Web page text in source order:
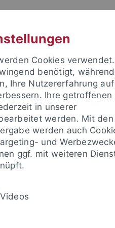
Tübingen zur
Cookies verwendet.
benötigt,
Ihre Nutzererfahrung auf
Ihre getroffenen
in unserer
werden. Mit den
werden auch
und
ggf. mit weiteren
Videos